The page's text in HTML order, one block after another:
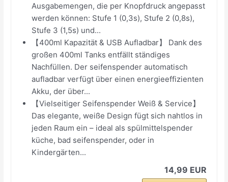
Ausgabemengen, die per Knopfdruck angepasst
werden können: Stufe 1 (0,3s), Stufe 2 (0,8s),
Stufe 3 (1,5s) und...
【400ml Kapazität & USB Aufladbar】 Dank des
großen 400ml Tanks entfällt ständiges
Nachfüllen. Der seifenspender automatisch
aufladbar verfügt über einen energieeffizienten
Akku, der über...
【Vielseitiger Seifenspender Weiß & Service】
Das elegante, weiße Design fügt sich nahtlos in
jeden Raum ein – ideal als spülmittelspender
küche, bad seifenspender, oder in
Kindergärten...
14,99 EUR